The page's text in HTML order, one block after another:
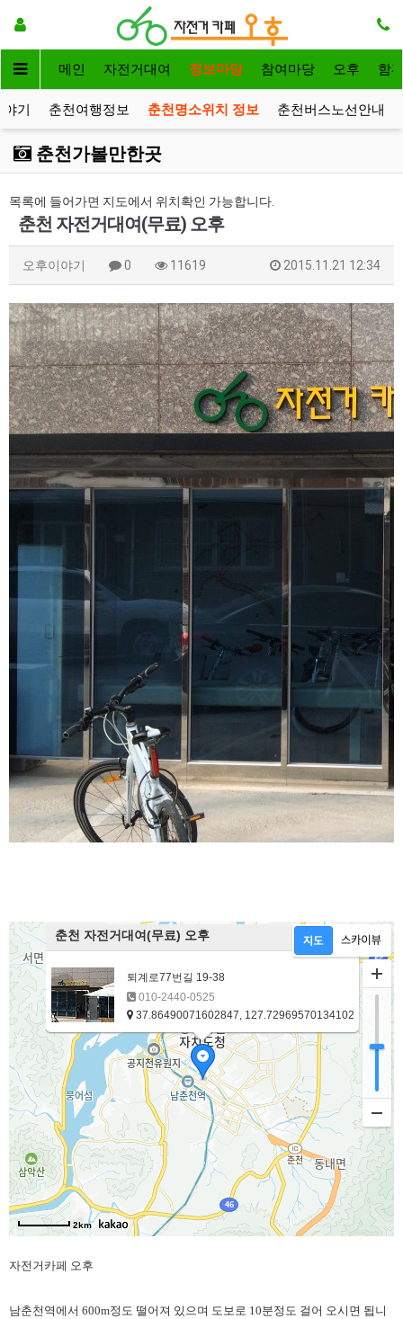
메인 자전거대여 정보마당 참여마당 오후 함
기 춘천여행정보 춘천명소위치 정보 춘천버스노선안내
춘천가볼만한곳
목록에 들어가면 지도에서 위치확인 가능합니다.
춘천 자전거대여(무료) 오후
오후이야기 0 11619 2015.11.21 12:34
춘천 자전거대여(무료) 오후
퇴계로77번길 19-38
010-2440-0525
37.86490071602847, 127.72969570134102
2km
자전거카페 오후
남춘천역에서 600m정도 떨어져 있으며 도보로 10분정도 걸어 오시면 됩니